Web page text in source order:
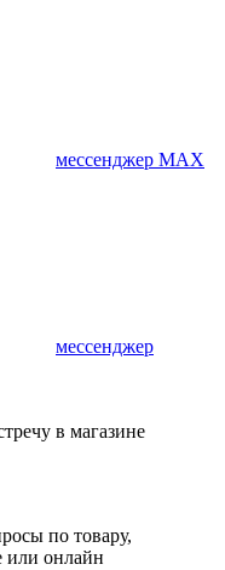
мессенджер MAX
мессенджер
в магазине
по товару,
или онлайн